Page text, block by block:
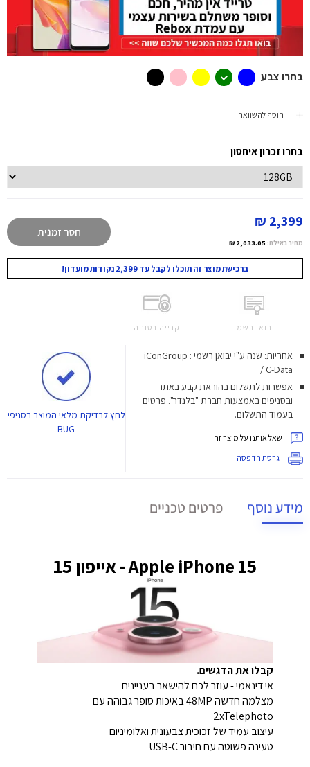
בחרו צבע
הוסף להשוואה
בחרו זכרון איחסון
2,399 ₪
מחיר באילת: 2,033.05 ₪
חסר זמנית
ברכישת מוצר זה תוכלו לקבל עד 2,399 נקודות מועדון!
יבואן רשמי קנייה בטוחה
אחריות: שנה ע"י יבואן רשמי : iConGroup
/ C-Data
אפשרות לתשלום בהוראת קבע באתר
ובסניפים באמצעות חברת "בלנדר". פרטים
בעמוד התשלום.
שאל אותנו על מוצר זה
גרסת הדפסה
לחץלבדיקת מלאי המוצר בסניפי
BUG
מידע נוסף פרטים טכניים
Apple iPhone 15 - אייפון 15
קבלו את הדגשים.
אי דינאמי - עוזר לכם להישאר בעניינים
מצלמה חדשה 48MP באיכות סופר גבוהה עם
2xTelephoto
עיצוב עמיד של זכוכית צבעונית ואלומיניום
טעינה פשוטה עם חיבור USB-C